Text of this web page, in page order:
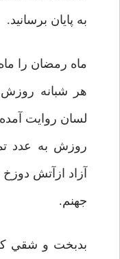
به پايان برسانيد.
ماه رمضان را
لسان روايت
روزش به عدد
آزاد ازآتش
جهنم.
بدبخت و شقي